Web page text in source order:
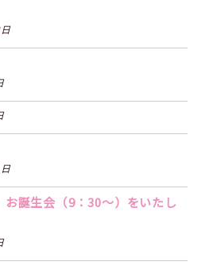
お誕生会（9：30〜）をいたし